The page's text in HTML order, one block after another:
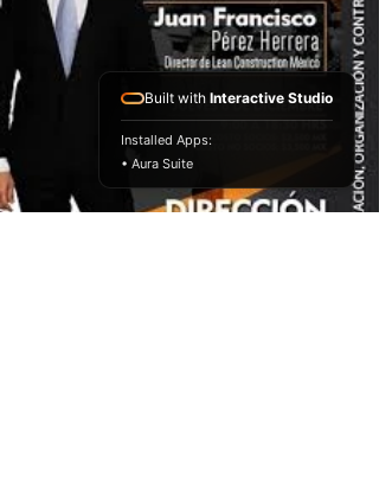
Built with Interactive Studio
Installed Apps:
• Aura Suite